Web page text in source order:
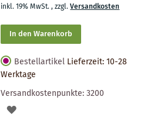
inkl. 19% MwSt.,zzgl.Versandkosten
In den Warenkorb
Bestellartikel Lieferzeit: 10-28
Werktage
Versandkostenpunkte:3200
AUF